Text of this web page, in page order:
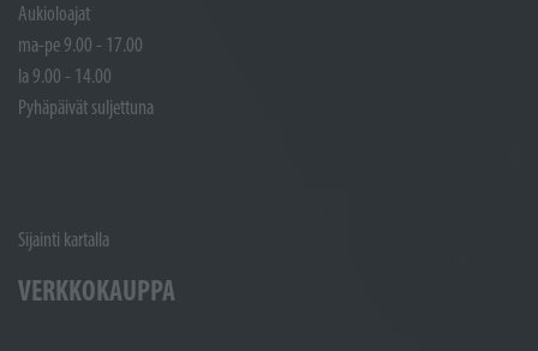
Aukioloajat
ma-pe 9.00 - 17.00
la 9.00 - 14.00
Pyhäpäivät suljettuna
Sijainti kartalla
VERKKOKAUPPA